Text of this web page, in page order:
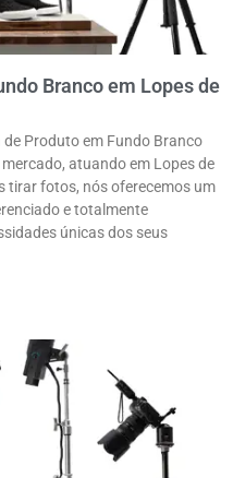
Branco em Lopes de
Produto em Fundo Branco
atuando em Lopes de
tirar fotos, nós oferecemos um
e totalmente
únicas dos seus